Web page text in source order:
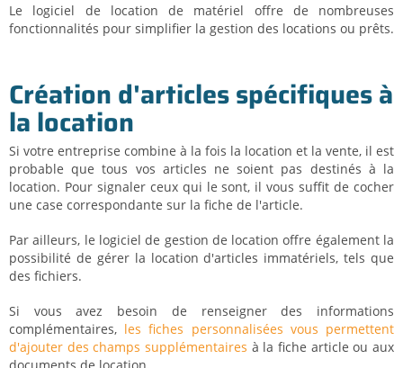
Le logiciel de location de matériel offre de nombreuses
fonctionnalités pour simplifier la gestion des locations ou prêts.
Création d'articles spécifiques à
la location
Si votre entreprise combine à la fois la location et la vente, il est
probable que tous vos articles ne soient pas destinés à la
location. Pour signaler ceux qui le sont, il vous suffit de cocher
une case correspondante sur la fiche de l'article.
Par ailleurs, le logiciel de gestion de location offre également la
possibilité de gérer la location d'articles immatériels, tels que
des fichiers.
Si vous avez besoin de renseigner des informations
complémentaires, les fiches personnalisées vous permettent
d'ajouter des champs supplémentaires à la fiche article ou aux